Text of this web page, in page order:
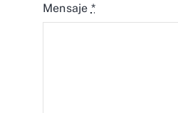
Mensaje *